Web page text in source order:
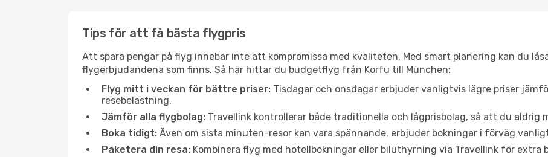
Tips för att få bästa flygpris
Att spara pengar på flyg innebär inte att kompromissa med kvaliteten. Med smart planering kan du
flygerbjudandena som finns. Så här hittar du budgetflyg från Korfu till München:
Flyg mitt i veckan för bättre priser: Tisdagar och onsdagar erbjuder vanligtvis lägre priser
resebelastning.
Jämför alla flygbolag: Travellink kontrollerar både traditionella och lågprisbolag, så att du aldrig
Boka tidigt: Även om sista minuten-resor kan vara spännande, erbjuder bokningar i förväg
Paketera din resa: Kombinera flyg med hotellbokningar eller biluthyrning via Travellink för extra